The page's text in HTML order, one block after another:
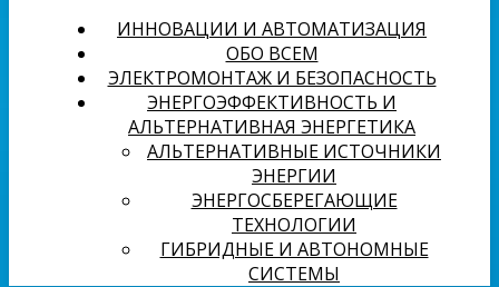
ИННОВАЦИИ И АВТОМАТИЗАЦИЯ
ОБО ВСЕМ
ЭЛЕКТРОМОНТАЖ И БЕЗОПАСНОСТЬ
ЭНЕРГОЭФФЕКТИВНОСТЬ И
АЛЬТЕРНАТИВНАЯ ЭНЕРГЕТИКА
АЛЬТЕРНАТИВНЫЕ ИСТОЧНИКИ
ЭНЕРГИИ
ЭНЕРГОСБЕРЕГАЮЩИЕ
ТЕХНОЛОГИИ
ГИБРИДНЫЕ И АВТОНОМНЫЕ
СИСТЕМЫ